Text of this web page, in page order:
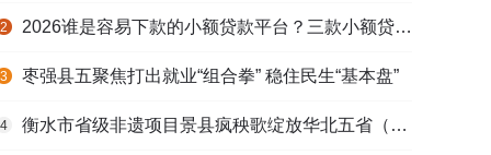
2 2026谁是容易下款的小额贷款平台？三款小额贷款产品全面对比
3 枣强县五聚焦打出就业“组合拳” 稳住民生“基本盘”
4 衡水市省级非遗项目景县疯秧歌绽放华北五省（区）市舞蹈大赛舞台